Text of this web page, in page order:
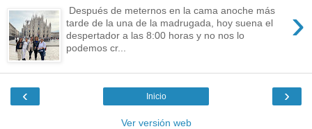
›
Después de meternos en la cama anoche más
tarde de la una de la madrugada, hoy suena el
despertador a las 8:00 horas y no nos lo
podemos cr...
‹ ›
Inicio
Ver versión web